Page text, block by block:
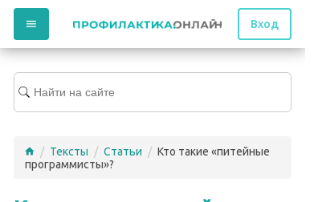
Вход
/ Тексты / Статьи / Кто такие «питейные
программисты»?